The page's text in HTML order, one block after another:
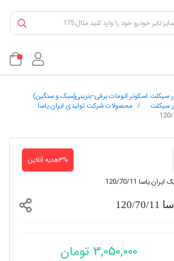
سیکلت اسکوتر اتومات برقی--بنزینی(سبک و سنگین)
سیکلت
محصولات شرکت تولیدی ایران یاسا
۳%هدیه آنلاین
11
3,050,000 تومان